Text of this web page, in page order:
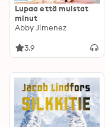
Lupaa että muistat
minut
Abby Jimenez
3.9